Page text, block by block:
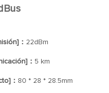
： 22dBm
： 5 km
： 80 * 28 * 28.5mm